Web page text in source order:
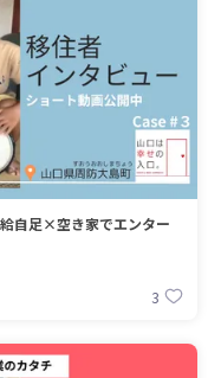
自足×空き家でエンター
3